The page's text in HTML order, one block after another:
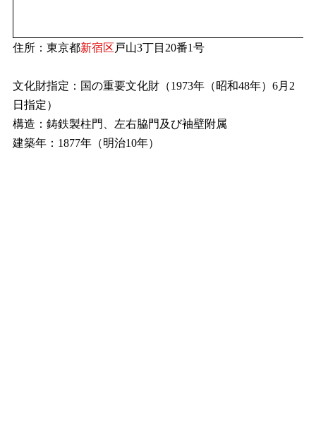
住所：東京都新宿区 戸山3丁目20番1号
文化財指定：国の重要文化財（1973年（昭和48年）6月2
日指定）
構造：鋳鉄製柱門、左右脇門及び袖壁附属
建築年：1877年（明治10年）